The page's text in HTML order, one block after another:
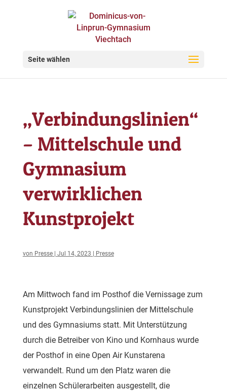
Seite wählen
„Verbindungslinien“
– Mittelschule und
Gymnasium
verwirklichen
Kunstprojekt
von Presse| Jul 14, 2023 Presse
Am Mittwoch fand im Posthof die Vernissage zum
Kunstprojekt Verbindungslinien der Mittelschule
und des Gymnasiums statt. Mit Unterstützung
durch die Betreiber von Kino und Kornhaus wurde
der Posthof in eine Open Air Kunstarena
verwandelt. Rund um den Platz waren die
einzelnen Schülerarbeiten ausgestellt, die